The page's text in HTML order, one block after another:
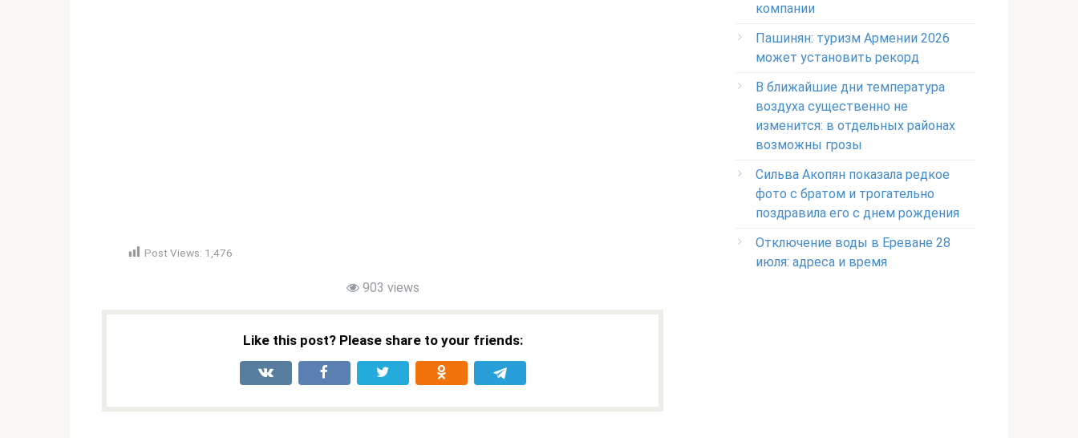
Post Views: 1,476
903 views
Like this post? Please share to your friends:
компании
Пашинян: туризм Армении 2026
может установить рекорд
В ближайшие дни температура
воздуха существенно не
изменится: в отдельных районах
возможны грозы
Сильва Акопян показала редкое
фото с братом и трогательно
поздравила его с днем рождения
Отключение воды в Ереване 28
июля: адреса и время